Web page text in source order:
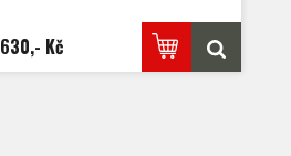
další barva.
3: Automaticky režim změny barvy.
Stiskněte dotykové tlačítko na poslední
630,- Kč